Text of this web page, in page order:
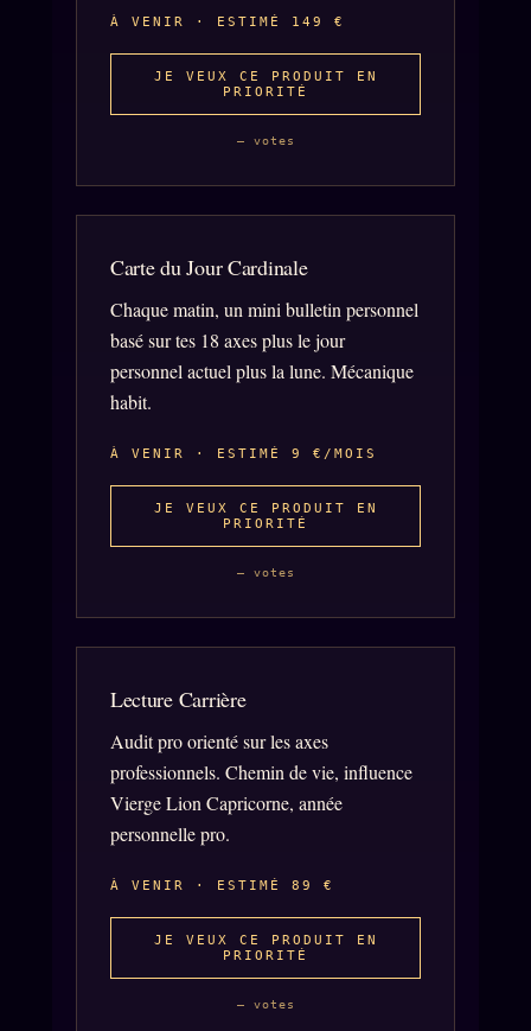
Le procès Brigitte Macron
Références
L'Association ★
S'abonner
Témoignages
85 000
Manifeste pricing
Se connecter
z/S SYSTEMS
Archives SMK 26 TRANSM.
À VENIR · ESTIMÉ 149 €
JE VEUX CE PRODUIT EN
PRIORITÉ
— votes
Carte du Jour Cardinale
Chaque matin, un mini bulletin personnel
basé sur tes 18 axes plus le jour
personnel actuel plus la lune. Mécanique
habit.
À VENIR · ESTIMÉ 9 €/MOIS
JE VEUX CE PRODUIT EN
PRIORITÉ
— votes
Lecture Carrière
Audit pro orienté sur les axes
professionnels. Chemin de vie, influence
Vierge Lion Capricorne, année
personnelle pro.
À VENIR · ESTIMÉ 89 €
JE VEUX CE PRODUIT EN
PRIORITÉ
— votes